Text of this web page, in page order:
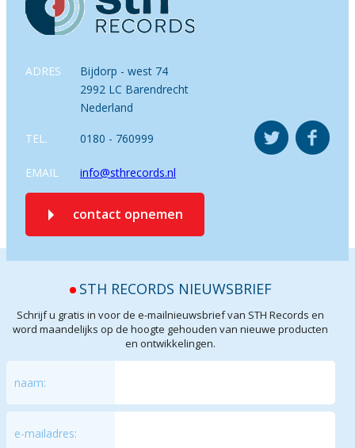
ADRES
Bijdorp - west 74
2992 LC Barendrecht
Nederland
TEL. 0180 - 760999
EMAIL info@sthrecords.nl
contact opnemen
STH RECORDS NIEUWSBRIEF
Schrijf u gratis in voor de e-mailnieuwsbrief van STH Records en
word maandelijks op de hoogte gehouden van nieuwe producten
en ontwikkelingen.
naam:
e-mailadres: